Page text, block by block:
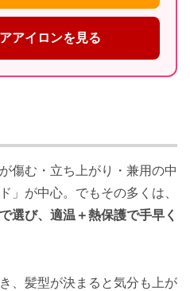
アイロンを見る
傷む・立ち上がり・兼用の中
」が中心。でもその多くは、
選び、適温＋熱保護で手早く
、髪型が決まると気分も上が